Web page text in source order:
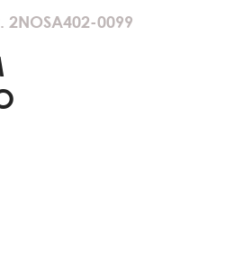
2NOSA402-0099